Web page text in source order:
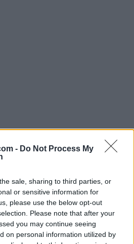
- Do Not Process My
sale, sharing to third parties, or
or sensitive information for
please use the below opt-out
Please note that after your
you may continue seeing
on personal information utilized by
tylyllä tavalla
status/1649829669108056064
voit katsoa sen suoraanTwitteristä
Patrik Laine tulee MM-